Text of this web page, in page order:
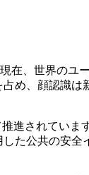
在、世界のユ
め、顔認識は
進されていま
た公共の安全